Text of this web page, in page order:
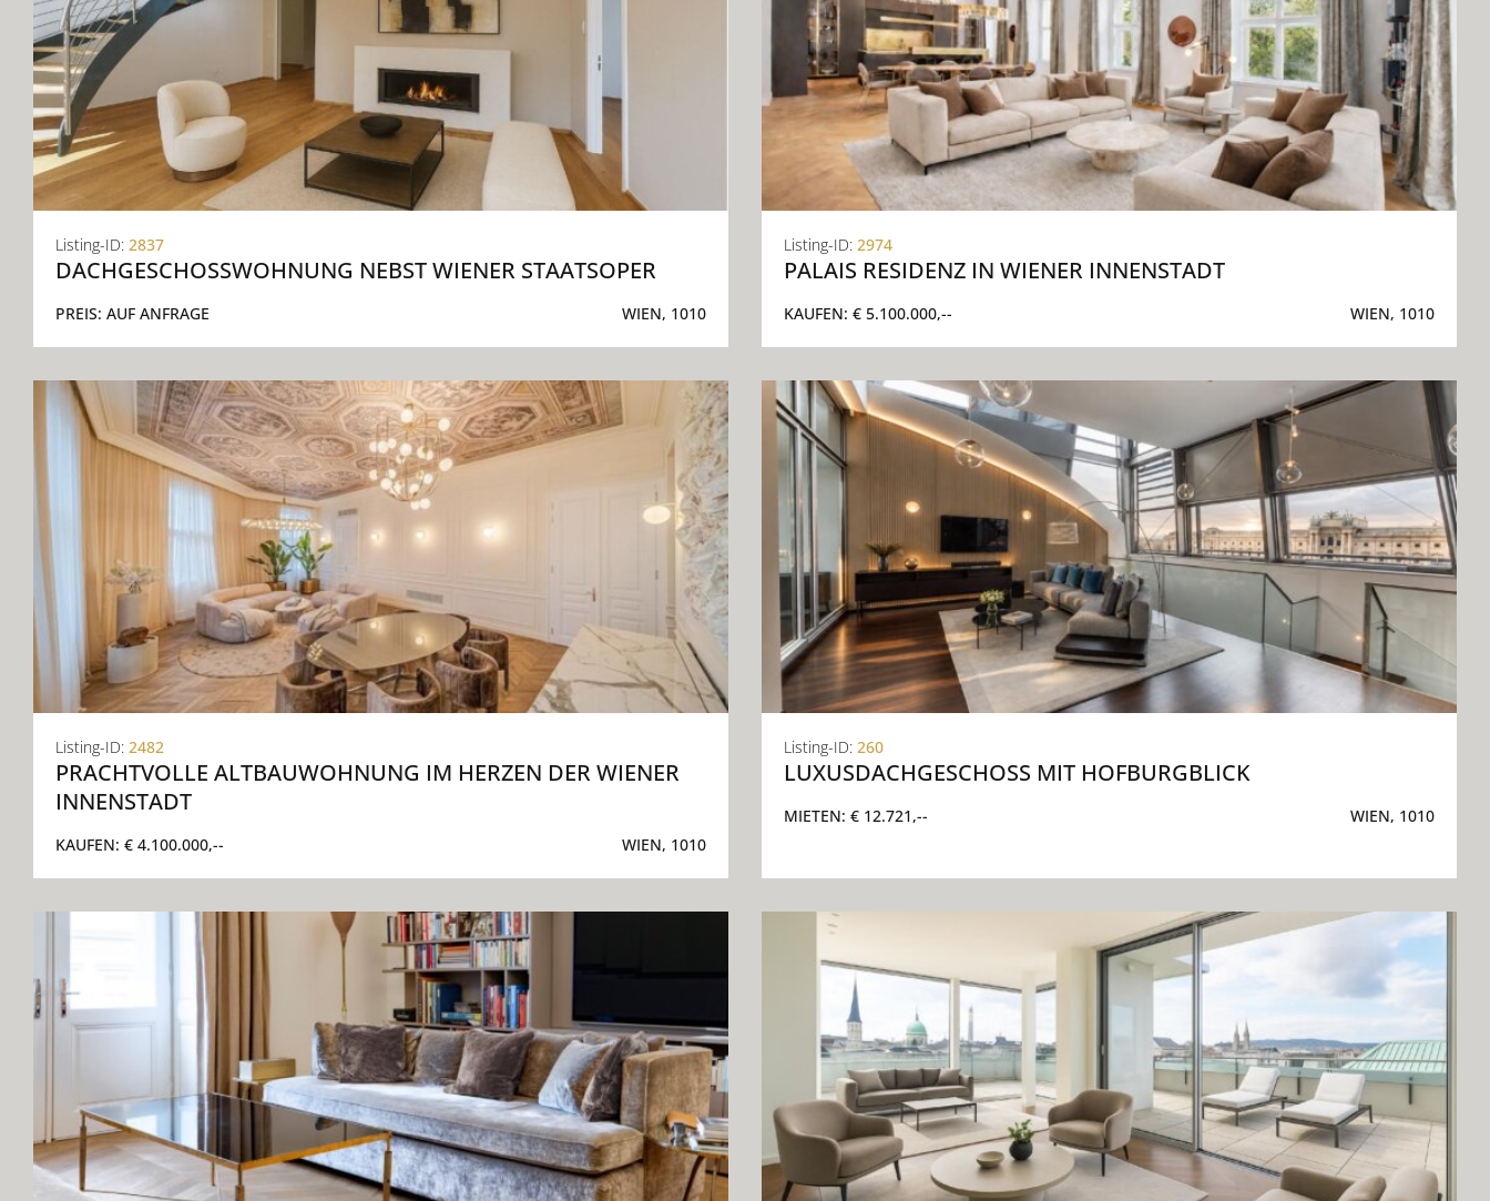
Listing-ID: 2837
DACHGESCHOSSWOHNUNG NEBST WIENER STAATSOPER
PREIS: AUF ANFRAGE WIEN, 1010
Listing-ID: 2974
PALAIS RESIDENZ IN WIENER INNENSTADT
KAUFEN: € 5.100.000,-- WIEN, 1010
Listing-ID: 2482
PRACHTVOLLE ALTBAUWOHNUNG IM HERZEN DER WIENER
INNENSTADT
KAUFEN: € 4.100.000,-- WIEN, 1010
Listing-ID: 260
LUXUSDACHGESCHOSS MIT HOFBURGBLICK
MIETEN: € 12.721,-- WIEN, 1010